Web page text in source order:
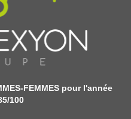
FEMMES pour l'année
100